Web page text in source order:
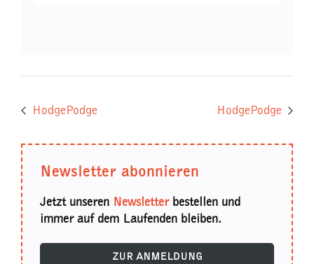
HodgePodge HodgePodge
Newsletter abonnieren
Jetzt unseren Newsletterbestellen und
immer auf dem Laufenden bleiben.
ZUR ANMELDUNG